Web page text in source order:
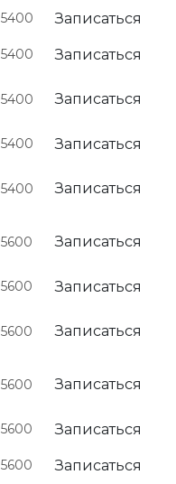
5400 Записаться
5400 Записаться
5400 Записаться
5400 Записаться
5400 Записаться
5600 Записаться
5600 Записаться
5600 Записаться
5600 Записаться
5600 Записаться
5600 Записаться